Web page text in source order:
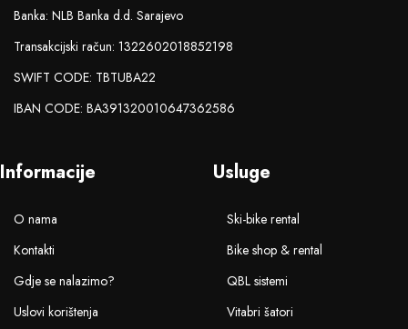
Banka: NLB Banka d.d. Sarajevo
Transakcijski račun: 1322602018852198
SWIFT CODE: TBTUBA22
IBAN CODE: BA391320010647362586
Informacije
O nama
Kontakti
Gdje se nalazimo?
Uslovi korištenja
Usluge
Ski-bike rental
Bike shop & rental
QBL sistemi
Vitabri šatori